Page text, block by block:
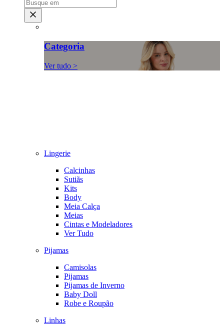
Categoria
Ver tudo >
Lingerie
Calcinhas
Sutiãs
Kits
Body
Meia Calça
Meias
Cintas e Modeladores
Ver Tudo
Pijamas
Camisolas
Pijamas
Pijamas de Inverno
Baby Doll
Robe e Roupão
Linhas